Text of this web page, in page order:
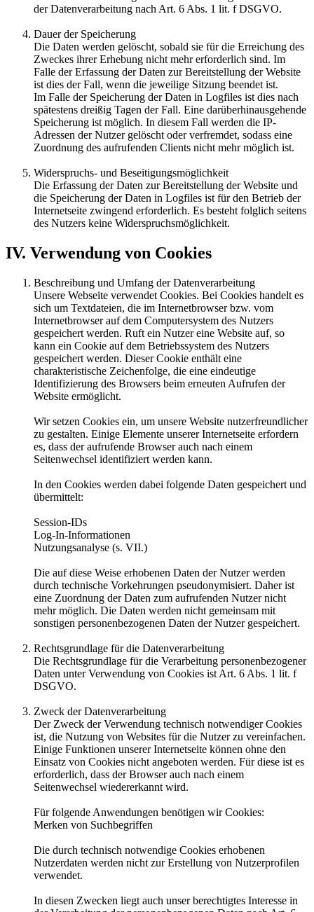
der Datenverarbeitung nach Art. 6 Abs. 1 lit. f DSGVO.
Dauer der Speicherung
Die Daten werden gelöscht, sobald sie für die Erreichung des
Zweckes ihrer Erhebung nicht mehr erforderlich sind. Im
Falle der Erfassung der Daten zur Bereitstellung der Website
ist dies der Fall, wenn die jeweilige Sitzung beendet ist.
Im Falle der Speicherung der Daten in Logfiles ist dies nach
spätestens dreißig Tagen der Fall. Eine darüberhinausgehende
Speicherung ist möglich. In diesem Fall werden die IP-
Adressen der Nutzer gelöscht oder verfremdet, sodass eine
Zuordnung des aufrufenden Clients nicht mehr möglich ist.
Widerspruchs- und Beseitigungsmöglichkeit
Die Erfassung der Daten zur Bereitstellung der Website und
die Speicherung der Daten in Logfiles ist für den Betrieb der
Internetseite zwingend erforderlich. Es besteht folglich seitens
des Nutzers keine Widerspruchsmöglichkeit.
IV. Verwendung von Cookies
Beschreibung und Umfang der Datenverarbeitung
Unsere Webseite verwendet Cookies. Bei Cookies handelt es
sich um Textdateien, die im Internetbrowser bzw. vom
Internetbrowser auf dem Computersystem des Nutzers
gespeichert werden. Ruft ein Nutzer eine Website auf, so
kann ein Cookie auf dem Betriebssystem des Nutzers
gespeichert werden. Dieser Cookie enthält eine
charakteristische Zeichenfolge, die eine eindeutige
Identifizierung des Browsers beim erneuten Aufrufen der
Website ermöglicht.
Wir setzen Cookies ein, um unsere Website nutzerfreundlicher
zu gestalten. Einige Elemente unserer Internetseite erfordern
es, dass der aufrufende Browser auch nach einem
Seitenwechsel identifiziert werden kann.
In den Cookies werden dabei folgende Daten gespeichert und
übermittelt:
Session-IDs
Log-In-Informationen
Nutzungsanalyse (s. VII.)
Die auf diese Weise erhobenen Daten der Nutzer werden
durch technische Vorkehrungen pseudonymisiert. Daher ist
eine Zuordnung der Daten zum aufrufenden Nutzer nicht
mehr möglich. Die Daten werden nicht gemeinsam mit
sonstigen personenbezogenen Daten der Nutzer gespeichert.
Rechtsgrundlage für die Datenverarbeitung
Die Rechtsgrundlage für die Verarbeitung personenbezogener
Daten unter Verwendung von Cookies ist Art. 6 Abs. 1 lit. f
DSGVO.
Zweck der Datenverarbeitung
Der Zweck der Verwendung technisch notwendiger Cookies
ist, die Nutzung von Websites für die Nutzer zu vereinfachen.
Einige Funktionen unserer Internetseite können ohne den
Einsatz von Cookies nicht angeboten werden. Für diese ist es
erforderlich, dass der Browser auch nach einem
Seitenwechsel wiedererkannt wird.
Für folgende Anwendungen benötigen wir Cookies:
Merken von Suchbegriffen
Die durch technisch notwendige Cookies erhobenen
Nutzerdaten werden nicht zur Erstellung von Nutzerprofilen
verwendet.
In diesen Zwecken liegt auch unser berechtigtes Interesse in